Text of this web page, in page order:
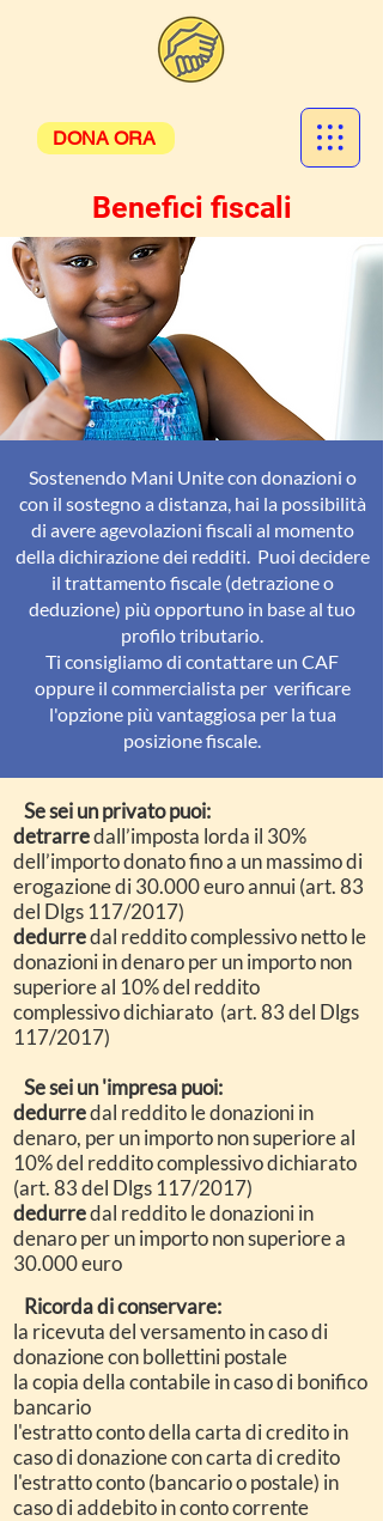
DONA ORA
Benefici fiscali
Sostenendo Mani Unite con donazioni o
con il sostegno a distanza, hai la possibilità
di avere agevolazioni fiscali al momento
della dichirazione dei redditi. Puoi decidere
il trattamento fiscale (detrazione o
deduzione) più opportuno in base al tuo
profilo tributario.
Ti consigliamo di contattare un CAF
oppure il commercialista per verificare
l'opzione più vantaggiosa per la tua
posizione fiscale.
Se sei un privato puoi:
detrarredall’imposta lorda il 30%
dell’importo donato fino a un massimo di
erogazione di 30.000 euro annui (art. 83
del Dlgs 117/2017)
dedurredal reddito complessivo netto le
donazioni in denaro per un importo non
superiore al 10% del reddito
complessivo dichiarato (art. 83 del Dlgs
117/2017)
Se sei un 'impresa puoi:
dedurredal reddito le donazioni in
denaro, per un importo non superiore al
10% del reddito complessivo dichiarato
(art. 83 del Dlgs 117/2017)
dedurredal reddito le donazioni in
denaro per un importo non superiore a
30.000 euro
Ricorda di conservare:
la ricevuta del versamento in caso di
donazione con bollettini postale
la copia della contabile in caso di bonifico
bancario
l'estratto conto della carta di credito in
caso di donazione con carta di credito
l'estratto conto (bancario o postale) in
caso di addebito in conto corrente